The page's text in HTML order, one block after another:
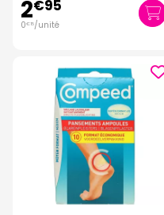
2€95
0€ 15/unité